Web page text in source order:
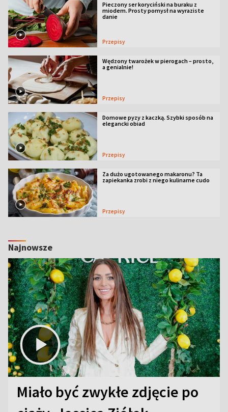
Pieczony ser koryciński na buraku z
miodem. Prosty pomysł na wyraziste
danie
Przepisy
Wędzony twarożek w pierogach – prosto,
a genialnie!
Przepisy
Domowe pyzy z kaczką. Szybki sposób na
elegancki obiad
Przepisy
Za dużo ugotowanego makaronu? Ta
zapiekanka zrobi z niego kulinarne cudo
Przepisy
Najnowsze
Miało być zwykłe zdjęcie po